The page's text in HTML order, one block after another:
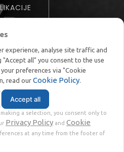
© 2018 | VAT番号 IT02360630301 | 社会資本 € 10.000,00 |
|Terms
experience, analyse site traffic and
all" you consent to the use
preferences via "Cookie
read our Cookie Policy.
Accept all
a selection, you consent only to
Privacy Policy and Cookie
at any time from the footer of